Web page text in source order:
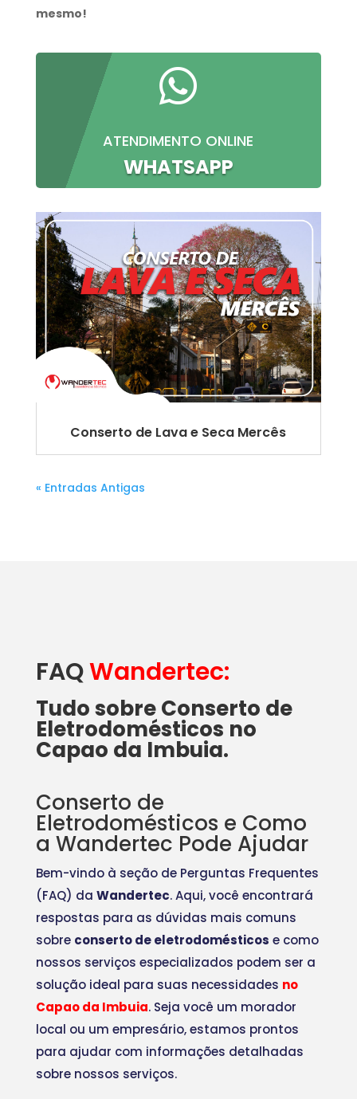
mesmo!

ATENDIMENTO ONLINE
WHATSAPP
Conserto de Lava e Seca Mercês
« Entradas Antigas
FAQWandertec:
Tudo sobre Conserto de
Eletrodomésticos no
Capao da Imbuia.
Conserto de
Eletrodomésticos e Como
a Wandertec Pode Ajudar
Bem-vindo à seção de Perguntas Frequentes
(FAQ) da Wandertec. Aqui, você encontrará
respostas para as dúvidas mais comuns
sobre conserto de eletrodomésticos e como
nossos serviços especializados podem ser a
solução ideal para suas necessidades no
Capao da Imbuia. Seja você um morador
local ou um empresário, estamos prontos
para ajudar com informações detalhadas
sobre nossos serviços.